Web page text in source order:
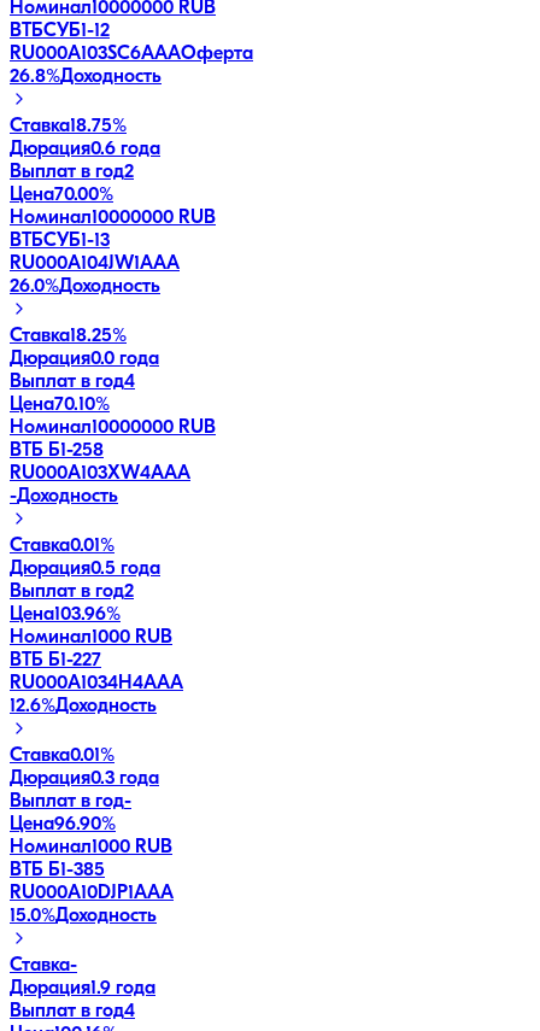
Номинал10000000 RUB
ВТБСУБ1-12
RU000A103SC6AAAОферта
26.8%Доходность
Ставка18.75%
Дюрация0.6 года
Выплат в год2
Цена70.00%
Номинал10000000 RUB
ВТБСУБ1-13
RU000A104JW1AAA
26.0%Доходность
Ставка18.25%
Дюрация0.0 года
Выплат в год4
Цена70.10%
Номинал10000000 RUB
ВТБ Б1-258
RU000A103XW4AAA
-Доходность
Ставка0.01%
Дюрация0.5 года
Выплат в год2
Цена103.96%
Номинал1000 RUB
ВТБ Б1-227
RU000A1034H4AAA
12.6%Доходность
Ставка0.01%
Дюрация0.3 года
Выплат в год-
Цена96.90%
Номинал1000 RUB
ВТБ Б1-385
RU000A10DJP1AAA
15.0%Доходность
Ставка-
Дюрация1.9 года
Выплат в год4